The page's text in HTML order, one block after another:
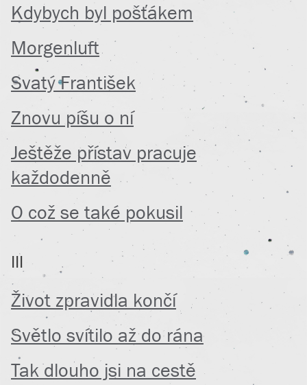
Kdybych byl pošťákem
Morgenluft
Svatý František
Znovu píšu o ní
Ještěže přístav pracuje
každodenně
O což se také pokusil
III
Život zpravidla končí
Světlo svítilo až do rána
Tak dlouho jsi na cestě